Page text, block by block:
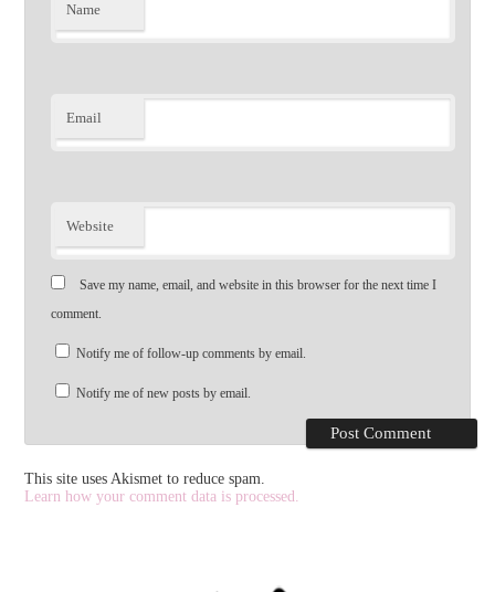
Name
Email
Website
Save my name, email, and website in this browser for the next time I
comment.
Notify me of follow-up comments by email.
Notify me of new posts by email.
This site uses Akismet to reduce spam.
Learn how your comment data is processed.